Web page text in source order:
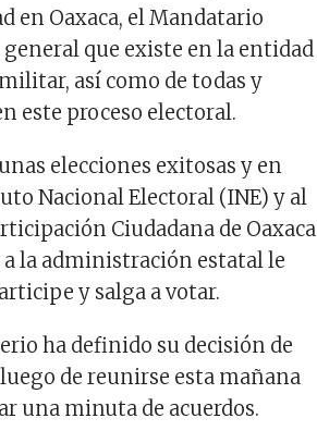
en Oaxaca, el Mandatario
que existe en la entidad
así como de todas y
este proceso electoral.
elecciones exitosas y en
Nacional Electoral (INE) y al
Ciudadana de Oaxaca
a la administración estatal le
y salga a votar.
ha definido su decisión de
de reunirse esta mañana
una minuta de acuerdos.